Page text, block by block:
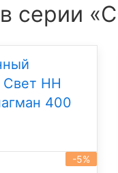
серии
Свет НН
400
-5%